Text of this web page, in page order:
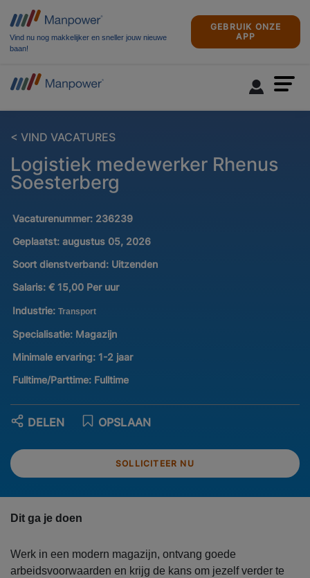
Vind nu nog makkelijker en sneller jouw nieuwe
baan!
GEBRUIK ONZE
APP
< VIND VACATURES
Logistiek medewerker Rhenus
Soesterberg
Vacaturenummer: 236239
Geplaatst: augustus 05, 2026
Soort dienstverband: Uitzenden
Salaris: € 15,00 Per uur
Industrie: Transport
Specialisatie: Magazijn
Minimale ervaring: 1-2 jaar
Fulltime/Parttime: Fulltime
SOLLICITEER NU
OPSLAAN
DELEN
Dit ga je doen
Werk in een modern magazijn, ontvang goede
arbeidsvoorwaarden en krijg de kans om jezelf verder te